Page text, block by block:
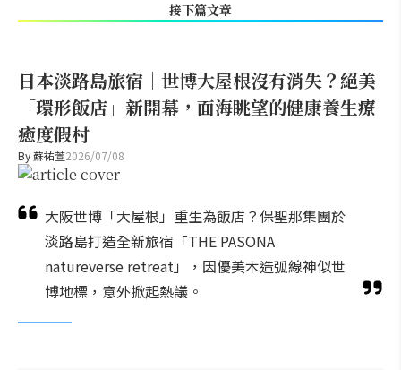
接下篇文章
日本淡路島旅宿｜世博大屋根沒有消失？絕美
「環形飯店」新開幕，面海眺望的健康養生療
癒度假村
By蘇祐萱2026/07/08
大阪世博「大屋根」重生為飯店？保聖那集團於
淡路島打造全新旅宿「THE PASONA
natureverse retreat」，因優美木造弧線神似世
博地標，意外掀起熱議。